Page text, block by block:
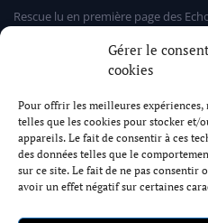
Gérer le
cookies
Pour offrir les meilleures
telles que les cookies pour stocker et/
appareils. Le fait de consentir à ces
des données telles que le
sur ce site. Le fait de ne pas consentir
avoir un effet négatif sur certaines
Rescue lu en première page des
Sélection hebdomadaire Rescue
Sélection hebdomadaire Rescue
Cabinet Rescue
17 rue Dumont d’Urville 75116 Paris
+33 1 73 79 58 89